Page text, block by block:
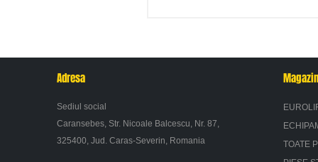
Adresa
Sediul social
Caransebes, Str. Nicoale Balcescu, Nr. 87,
325400, Jud. Caras-Severin, Romania
Magazin
TOATE